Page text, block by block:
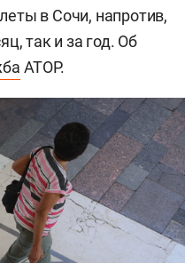
в Сочи, напротив,
так и за год. Об
АТОР.